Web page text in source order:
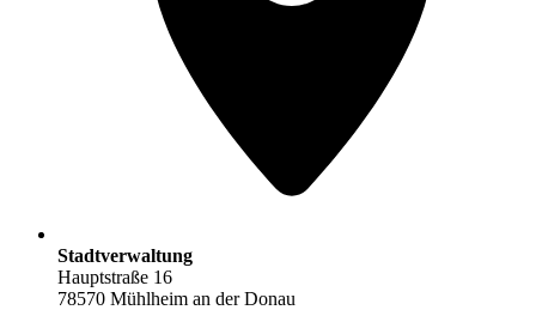
Stadtverwaltung
Hauptstraße 16
78570 Mühlheim an der Donau